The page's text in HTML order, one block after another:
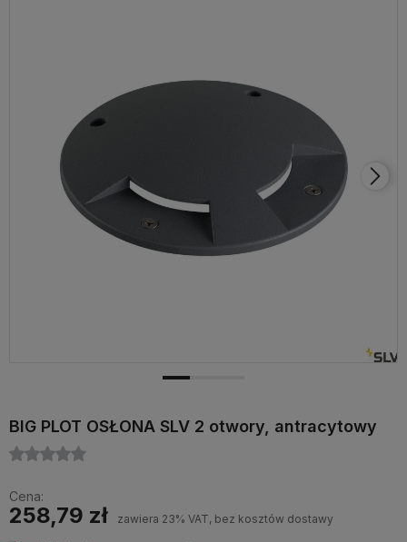
BIG PLOT OSŁONA SLV 2 otwory, antracytowy
Cena:
258,79 zł zawiera 23% VAT, bez kosztów dostawy